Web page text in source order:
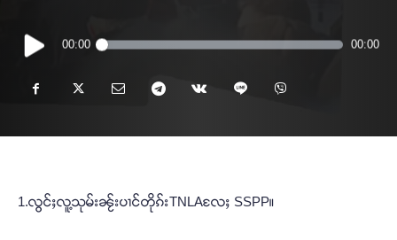
Audio
Player
00:00 00:00
1.လွင်ႈလူ့သုမ်းၼႂ်းပၢင်တိုၵ်းTNLAလႄႈ SSPP။